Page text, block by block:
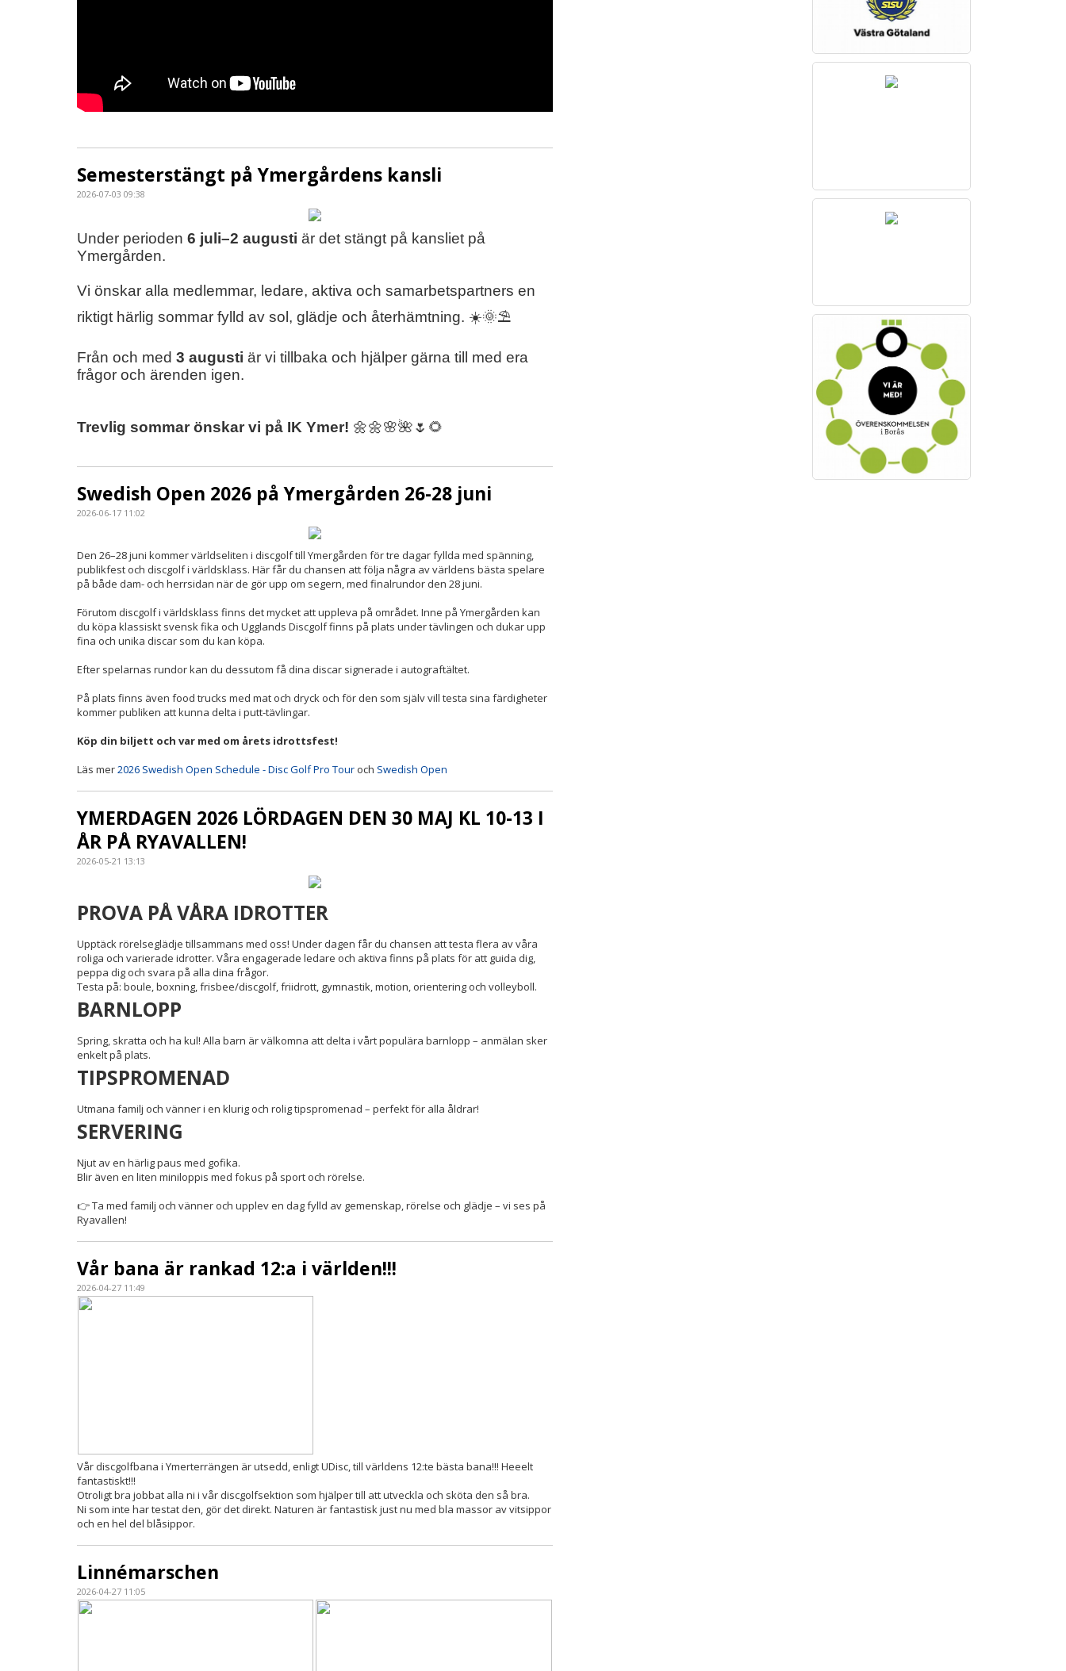
Semesterstängt på Ymergårdens kansli
2026-07-03 09:38
Under perioden 6 juli–2 augusti är det stängt på kansliet på
Ymergården.
Vi önskar alla medlemmar, ledare, aktiva och samarbetspartners en
riktigt härlig sommar fylld av sol, glädje och återhämtning. ☀️🌞⛱️
Från och med 3 augusti är vi tillbaka och hjälper gärna till med era
frågor och ärenden igen.
Trevlig sommar önskar vi på IK Ymer! 🌼🌼🌸🌺🌷🌻
Swedish Open 2026 på Ymergården 26-28 juni
2026-06-17 11:02
Den 26–28 juni kommer världseliten i discgolf till Ymergården för tre dagar fyllda med spänning,
publikfest och discgolf i världsklass. Här får du chansen att följa några av världens bästa spelare
på både dam- och herrsidan när de gör upp om segern, med finalrundor den 28 juni.
Förutom discgolf i världsklass finns det mycket att uppleva på området. Inne på Ymergården kan
du köpa klassiskt svensk fika och Ugglands Discgolf finns på plats under tävlingen och dukar upp
fina och unika discar som du kan köpa.
Efter spelarnas rundor kan du dessutom få dina discar signerade i autograftältet.
På plats finns även food trucks med mat och dryck och för den som själv vill testa sina färdigheter
kommer publiken att kunna delta i putt-tävlingar.
Köp din biljett och var med om årets idrottsfest!
Läs mer2026 Swedish Open Schedule - Disc Golf Pro Tour och Swedish Open
YMERDAGEN 2026 LÖRDAGEN DEN 30 MAJ KL 10-13 I
ÅR PÅ RYAVALLEN!
2026-05-21 13:13
PROVA PÅ VÅRA IDROTTER
Upptäck rörelseglädje tillsammans med oss! Under dagen får du chansen att testa flera av våra
roliga och varierade idrotter. Våra engagerade ledare och aktiva finns på plats för att guida dig,
peppa dig och svara på alla dina frågor.
Testa på: boule, boxning, frisbee/discgolf, friidrott, gymnastik, motion, orientering och volleyboll.
BARNLOPP
Spring, skratta och ha kul! Alla barn är välkomna att delta i vårt populära barnlopp – anmälan sker
enkelt på plats.
TIPSPROMENAD
Utmana familj och vänner i en klurig och rolig tipspromenad – perfekt för alla åldrar!
SERVERING
Njut av en härlig paus med gofika.
Blir även en liten miniloppis med fokus på sport och rörelse.
👉 Ta med familj och vänner och upplev en dag fylld av gemenskap, rörelse och glädje – vi ses på
Ryavallen!
Vår bana är rankad 12:a i världen!!!
2026-04-27 11:49
Vår discgolfbana i Ymerterrängen är utsedd, enligt UDisc, till världens 12:te bästa bana!!! Heeelt
fantastiskt!!!
Otroligt bra jobbat alla ni i vår discgolfsektion som hjälper till att utveckla och sköta den så bra.
Ni som inte har testat den, gör det direkt. Naturen är fantastisk just nu med bla massor av vitsippor
och en hel del blåsippor.
Linnémarschen
2026-04-27 11:05